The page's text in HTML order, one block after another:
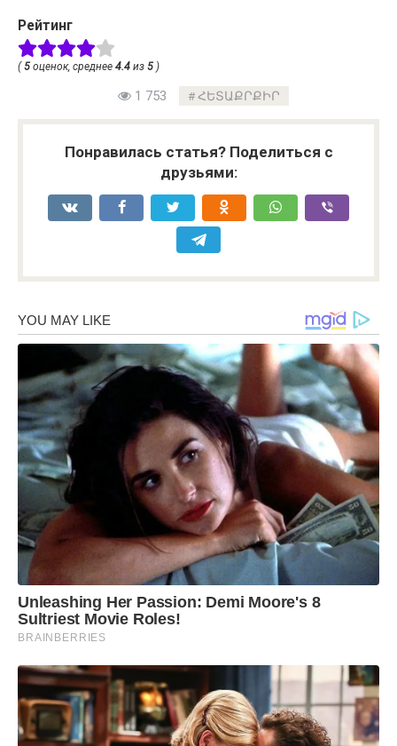
Рейтинг
( 5 оценок, среднее 4.4 из 5 )
1 753 ՀԵՏԱՔՐՔԻՐ
Понравилась статья? Поделиться с
друзьями: